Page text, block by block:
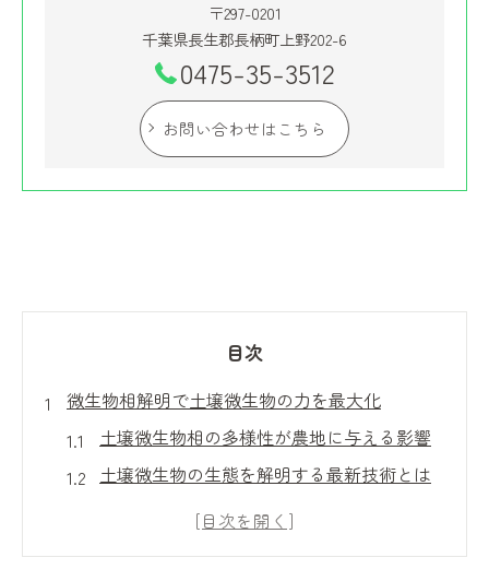
〒297-0201
千葉県長生郡長柄町上野202-6
0475-35-3512
お問い合わせはこちら
目次
微生物相解明で土壌微生物の力を最大化
土壌微生物相の多様性が農地に与える影響
土壌微生物の生態を解明する最新技術とは
土壌微生物の働きと環境条件の関係性を探